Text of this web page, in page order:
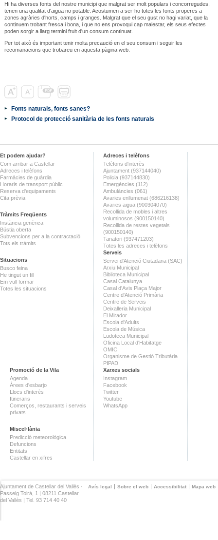
Hi ha diverses fonts del nostre municipi que malgrat ser molt populars i concorregudes,
tenen una qualitat d'aigua no potable. Acostumen a ser-ho totes les fonts properes a
zones agràries d'horts, camps i granges. Malgrat que el seu gust no hagi variat, que la
continuem trobant fresca i bona, i que no ens provoqui cap malestar, els seus efectes
poden sorgir a llarg termini fruit d'un consum continuat.
Per tot això és important tenir molta precaució en el seu consum i seguir les
recomanacions que trobareu en aquesta pàgina web.
Fonts naturals, fonts sanes?
Protocol de protecció sanitària de les fonts naturals
Et podem ajudar?
Com arribar a Castellar
Adreces i telèfons
Farmàcies de guàrdia
Horaris de transport públic
Reserva d'equipaments
Cita prèvia
Tràmits Freqüents
Instància genèrica
Bústia oberta
Subvencions per a la contractació
Tots els tràmits
Situacions
Busco feina
He tingut un fill
Em vull formar
Totes les situacions
Adreces i telèfons
Telèfons d'interès
Ajuntament (937144040)
Policia (937144830)
Emergències (112)
Ambulàncies (061)
Avaries enllumenat (686216138)
Avaries aigua (900304070)
Recollida de mobles i altres
voluminosos (900150140)
Recollida de restes vegetals
(900150140)
Tanatori (937471203)
Totes les adreces i telèfons
Serveis
Servei d'Atenció Ciutadana (SAC)
Arxiu Municipal
Biblioteca Municipal
Casal Catalunya
Casal d'Avis Plaça Major
Centre d'Atenció Primària
Centre de Serveis
Deixalleria Municipal
El Mirador
Escola d'Adults
Escola de Música
Ludoteca Municipal
Oficina Local d'Habitatge
OMIC
Organisme de Gestió Tributària
PIPAD
Promoció de la Vila
Agenda
Àrees d'esbarjo
Llocs d'interès
Itineraris
Comerços, restaurants i serveis
privats
Miscel·lània
Predicció meteorològica
Defuncions
Entitats
Castellar en xifres
Xarxes socials
Instagram
Facebook
Twitter
Youtube
WhatsApp
Avís legal Sobre el web Accessibilitat Mapa web
Ajuntament de Castellar del Vallès ·
Passeig Tolrà, 1 | 08211 Castellar
del Vallès | Tel. 93 714 40 40